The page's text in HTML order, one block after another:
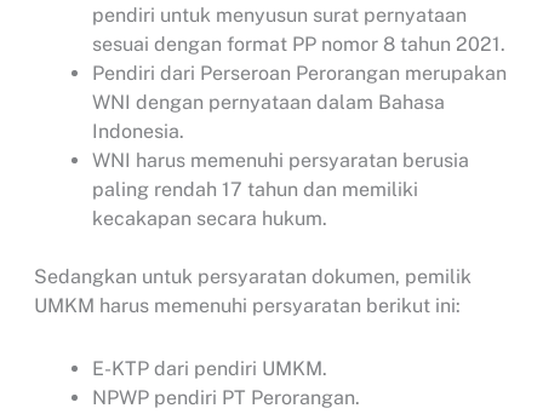
pendiri untuk menyusun surat pernyataan
sesuai dengan format PP nomor 8 tahun 2021.
Pendiri dari Perseroan Perorangan merupakan
WNI dengan pernyataan dalam Bahasa
Indonesia.
WNI harus memenuhi persyaratan berusia
paling rendah 17 tahun dan memiliki
kecakapan secara hukum.
Sedangkan untuk persyaratan dokumen, pemilik
UMKM harus memenuhi persyaratan berikut ini:
E-KTP dari pendiri UMKM.
NPWP pendiri PT Perorangan.